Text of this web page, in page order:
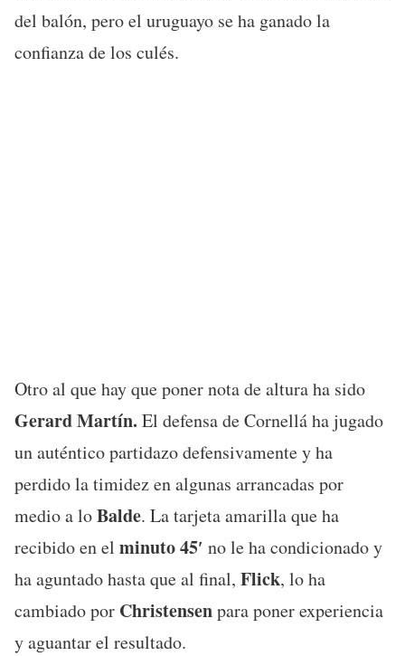
del balón, pero el uruguayo se ha ganado la
confianza de los culés.
Otro al que hay que poner nota de altura ha sido
Gerard Martín. El defensa de Cornellá ha jugado
un auténtico partidazo defensivamente y ha
perdido la timidez en algunas arrancadas por
medio a loBalde. La tarjeta amarilla que ha
recibido en el minuto 45′ no le ha condicionado y
ha aguntado hasta que al final, Flick, lo ha
cambiado por Christensenpara poner experiencia
y aguantar el resultado.